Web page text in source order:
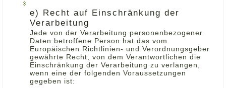
e) Recht auf Einschränkung der
Verarbeitung
Jede von der Verarbeitung personenbezogener
Daten betroffene Person hat das vom
Europäischen Richtlinien- und Verordnungsgeber
gewährte Recht, von dem Verantwortlichen die
Einschränkung der Verarbeitung zu verlangen,
wenn eine der folgenden Voraussetzungen
gegeben ist: